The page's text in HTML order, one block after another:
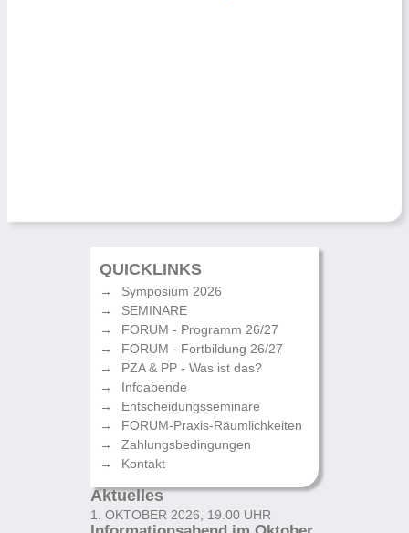
QUICKLINKS
Symposium 2026
SEMINARE
FORUM - Programm 26/27
FORUM - Fortbildung 26/27
PZA & PP - Was ist das?
Infoabende
Entscheidungsseminare
FORUM-Praxis-Räumlichkeiten
Zahlungsbedingungen
Kontakt
Aktuelles
1. OKTOBER 2026, 19.00 UHR